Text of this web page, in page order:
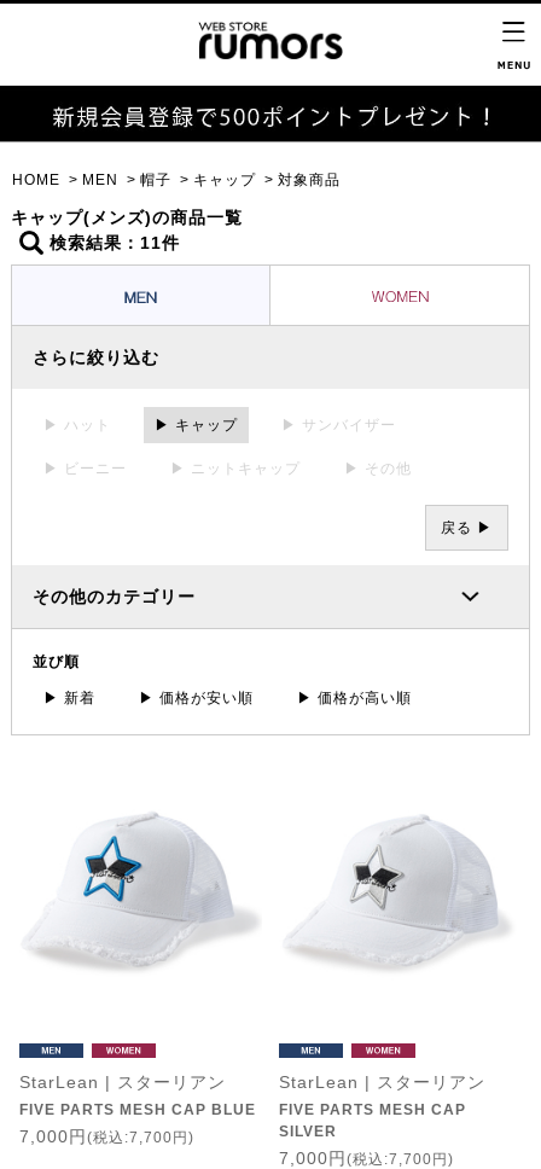
HOME MEN 帽子 キャップ 対象商品
キャップ(メンズ)の商品一覧
検索結果：11件
さらに絞り込む
▶ ハット ▶ キャップ ▶ サンバイザー
▶ ビーニー ▶ ニットキャップ ▶ その他
戻る ▶
その他のカテゴリー
並び順
▶ 新着 ▶ 価格が安い順 ▶ 価格が高い順
StarLean | スターリアン
FIVE PARTS MESH CAP BLUE
7,000円 (税込:7,700円)
StarLean | スターリアン
FIVE PARTS MESH CAP
SILVER
7,000円 (税込:7,700円)